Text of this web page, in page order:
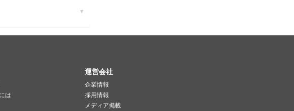
は
運営会社
企業情報
採用情報
メディア掲載